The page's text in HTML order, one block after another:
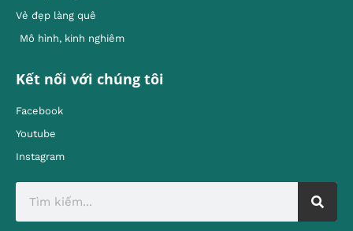
Vẻ đẹp làng quê
Mô hình, kinh nghiêm
Kết nối với chúng tôi
Facebook
Youtube
Instagram